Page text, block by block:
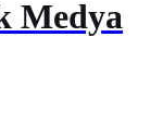
Medya